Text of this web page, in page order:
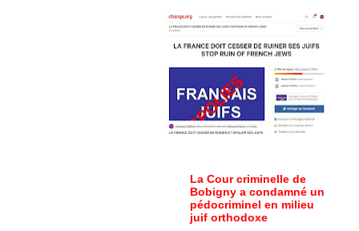
La Cour criminelle de
Bobigny a condamné un
pédocriminel en milieu
juif orthodoxe